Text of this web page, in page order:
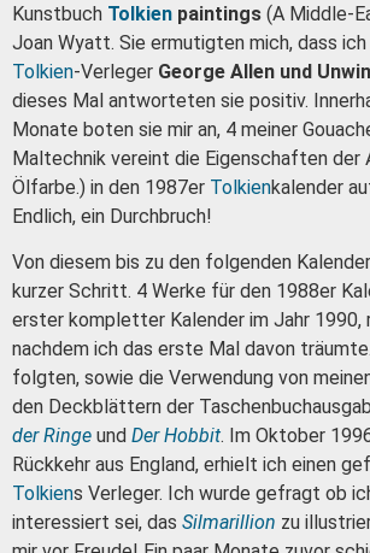
Kunstbuch Tolkien paintings (A Middle-
Joan Wyatt. Sie ermutigten mich, dass
Tolkien-Verleger George Allen und Unwin
dieses Mal antworteten sie positiv.
Monate boten sie mir an, 4 meiner
Maltechnik vereint die Eigenschaften der
Ölfarbe.) in den 1987er Tolkienkalender
Endlich, ein Durchbruch!
Von diesem bis zu den folgenden
kurzer Schritt. 4 Werke für den 1988er
erster kompletter Kalender im Jahr 1990,
nachdem ich das erste Mal davon träumte.
folgten, sowie die Verwendung von
den Deckblättern der
der Ringe und Der Hobbit. Im Oktober
Rückkehr aus England, erhielt ich einen
Tolkiens Verleger. Ich wurde gefragt ob
interessiert sei, das Silmarillion zu